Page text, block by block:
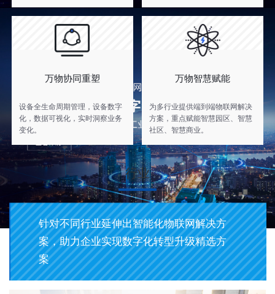
万物协同重塑
设备全生命周期管理，设备数字
化，数据可视化，实时洞察业务
变化。
万物智慧赋能
为多行业提供端到端物联网解决
方案，重点赋能智慧园区、智慧
社区、智慧商业。
行业
针对不同行业延伸出智能化物联网解决方
案，助力企业实现数字化转型升级精选方
案